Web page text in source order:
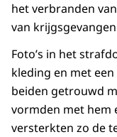
het verbranden
van
Foto’s in het
kleding en met
beiden getrouwd
vormden met hem
versterkten zo de